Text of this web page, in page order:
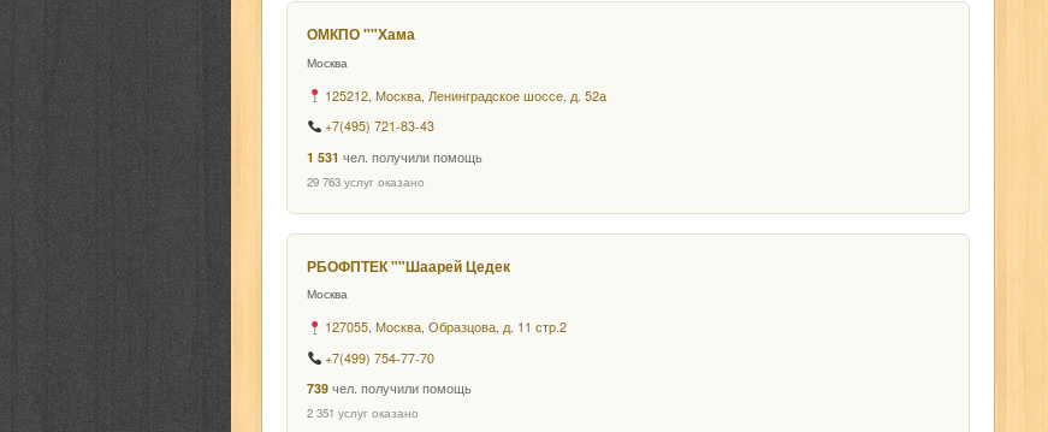
ОМКПО ""Хама
Москва
125212, Москва, Ленинградское шоссе, д. 52а
+7(495) 721-83-43
1 531 чел. получили помощь
29 763 услуг оказано
РБОФПТЕК ""Шаарей Цедек
Москва
127055, Москва, Образцова, д. 11 стр.2
+7(499) 754-77-70
739 чел. получили помощь
2 351 услуг оказано